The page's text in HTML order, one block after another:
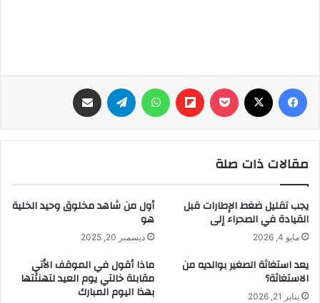
فيسبوك ‫Pocket
Flipboard واتساب تيلقرام
مقالات ذات صلة
يجب تقليل ضغط الإطارات قبل
القيادة في الصحراء إلى
مايو 4, 2026
أول من شاهد مخلوق وحيد الخلية
هو
ديسمبر 20, 2025
يعد استغاثة الصغير بوالديه من
الاستغاثة؟
يناير 21, 2026
ماذا أقول في الموقف الأتي
مقابلة خالتي يوم العيد لتهنئتها
بهذا اليوم المبارك